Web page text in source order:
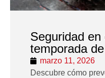
Seguridad
temporada
marzo 11, 2026
Descubre cómo